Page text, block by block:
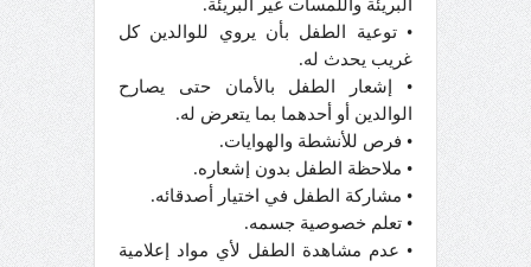
البريئة واللمسات غير البريئة.
• توعية الطفل بأن يروي للوالدين كل
غريب يحدث له.
• إشعار الطفل بالأمان حتى يصارح
الوالدين أو أحدهما بما يتعرض له.
• فرص للأنشطة والهوايات.
• ملاحظة الطفل بدون إشعاره.
• مشاركة الطفل في اختيار أصدقائه.
• تعلم خصوصية جسمه.
• عدم مشاهدة الطفل لأي مواد إعلامية